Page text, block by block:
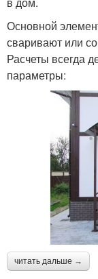
Основной
сваривают или
Расчеты всегда
параметры:
читать дальше →